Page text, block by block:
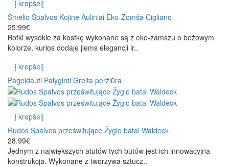
Į krepšelį
Smėlio Spalvos Kojine Auliniai Eko-Zomša Cigliano
25.99€
Botki wysokie za kostkę wykonane są z eko-zamszu o beżowym
kolorze, kurios dodaje jiems elegancji ir..
Į krepšelį
Pageidauti Palyginti Greita peržiūra
Į krepšelį
Rudos Spalvos prześwitujące Žygio batai Waldeck
28.99€
Jednym z największych atutów tych butów jest ich innowacyjna
konstrukcja. Wykonane z tworzywa sztucz..